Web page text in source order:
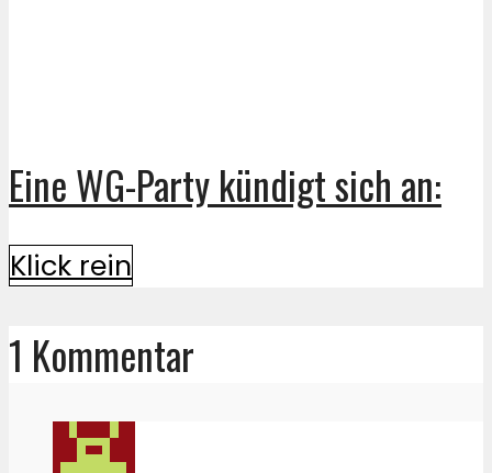
Eine WG-Party kündigt sich an:
Klick rein
1 Kommentar